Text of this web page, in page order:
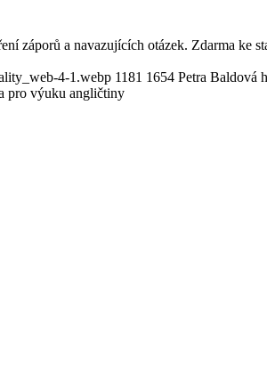
záporů a navazujících otázek. Zdarma ke
4-1.webp 1181 1654 Petra Baldová
pro výuku angličtiny